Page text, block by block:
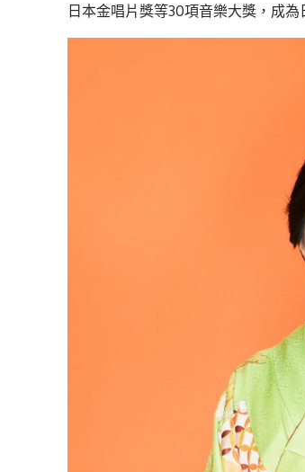
日本金唱片獎等30項音樂大獎，成為